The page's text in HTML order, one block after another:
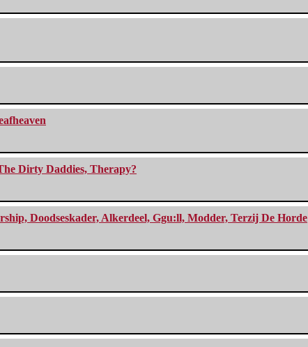
Dirty Daddies, Therapy?
Doodseskader, Alkerdeel, Ggu:ll, Modder, Terzij De Horde